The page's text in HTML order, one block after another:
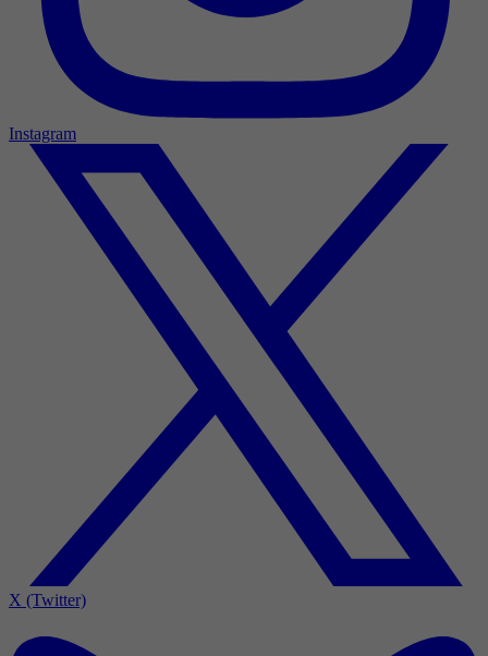
Instagram
X (Twitter)